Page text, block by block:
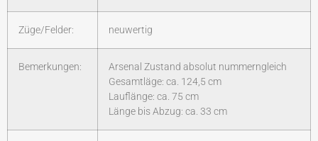
Züge/Felder: neuwertig
Bemerkungen:
Arsenal Zustand absolut nummerngleich
Gesamtläge: ca. 124,5 cm
Lauflänge: ca. 75 cm
Länge bis Abzug: ca. 33 cm